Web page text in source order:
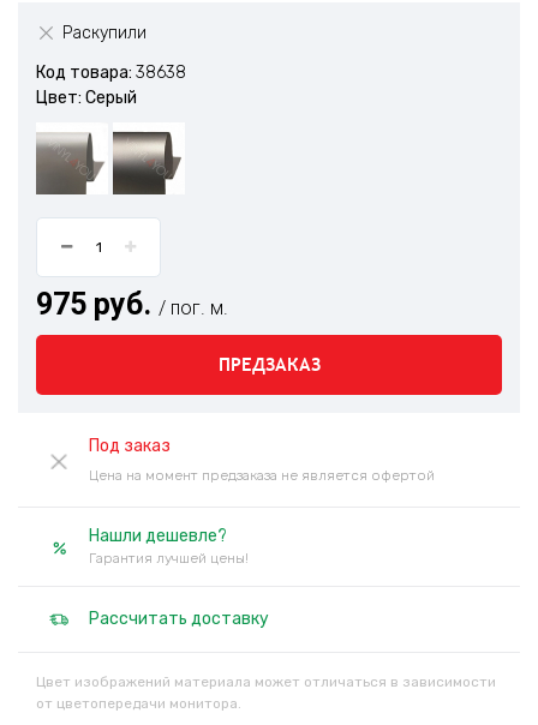
Раскупили
Код товара: 38638
Цвет: Серый
975 руб. / пог. м.
ПРЕДЗАКАЗ
Под заказ
Цена на момент предзаказа не является офертой
Нашли дешевле?
Гарантия лучшей цены!
Рассчитать доставку
Цвет изображений материала может отличаться в зависимости
от цветопередачи монитора.